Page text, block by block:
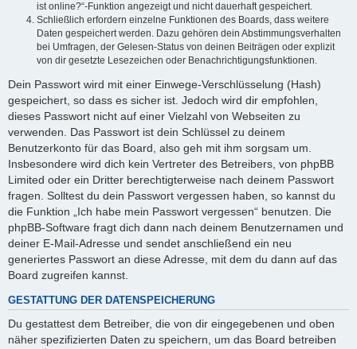
ist online?“-Funktion angezeigt und nicht dauerhaft gespeichert.
Schließlich erfordern einzelne Funktionen des Boards, dass weitere
Daten gespeichert werden. Dazu gehören dein Abstimmungsverhalten
bei Umfragen, der Gelesen-Status von deinen Beiträgen oder explizit
von dir gesetzte Lesezeichen oder Benachrichtigungsfunktionen.
Dein Passwort wird mit einer Einwege-Verschlüsselung (Hash)
gespeichert, so dass es sicher ist. Jedoch wird dir empfohlen,
dieses Passwort nicht auf einer Vielzahl von Webseiten zu
verwenden. Das Passwort ist dein Schlüssel zu deinem
Benutzerkonto für das Board, also geh mit ihm sorgsam um.
Insbesondere wird dich kein Vertreter des Betreibers, von phpBB
Limited oder ein Dritter berechtigterweise nach deinem Passwort
fragen. Solltest du dein Passwort vergessen haben, so kannst du
die Funktion „Ich habe mein Passwort vergessen“ benutzen. Die
phpBB-Software fragt dich dann nach deinem Benutzernamen und
deiner E-Mail-Adresse und sendet anschließend ein neu
generiertes Passwort an diese Adresse, mit dem du dann auf das
Board zugreifen kannst.
GESTATTUNG DER DATENSPEICHERUNG
Du gestattest dem Betreiber, die von dir eingegebenen und oben
näher spezifizierten Daten zu speichern, um das Board betreiben